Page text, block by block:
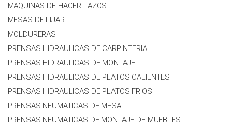
MAQUINAS DE HACER LAZOS
MESAS DE LIJAR
MOLDURERAS
PRENSAS HIDRAULICAS DE CARPINTERIA
PRENSAS HIDRAULICAS DE MONTAJE
PRENSAS HIDRAULICAS DE PLATOS CALIENTES
PRENSAS HIDRAULICAS DE PLATOS FRIOS
PRENSAS NEUMATICAS DE MESA
PRENSAS NEUMATICAS DE MONTAJE DE MUEBLES